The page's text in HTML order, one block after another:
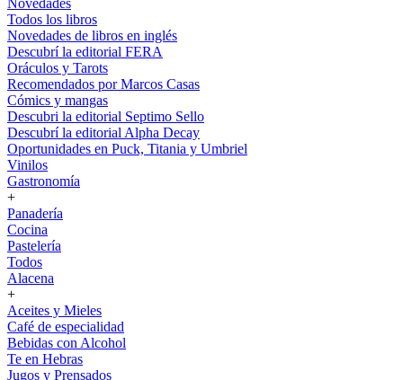
Novedades
Todos los libros
Novedades de libros en inglés
Descubrí la editorial FERA
Oráculos y Tarots
Recomendados por Marcos Casas
Cómics y mangas
Descubri la editorial Septimo Sello
Descubrí la editorial Alpha Decay
Oportunidades en Puck, Titania y Umbriel
Vinilos
Gastronomía
+
Panadería
Cocina
Pastelería
Todos
Alacena
+
Aceites y Mieles
Café de especialidad
Bebidas con Alcohol
Te en Hebras
Jugos y Prensados